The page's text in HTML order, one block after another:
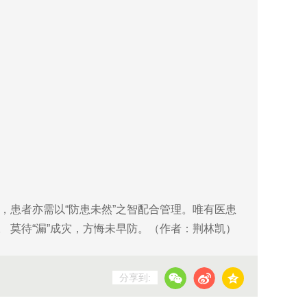
患者亦需以“防患未然”之智配合管理。唯有医患
待“漏”成灾，方悔未早防。（作者：荆林凯）
分享到: